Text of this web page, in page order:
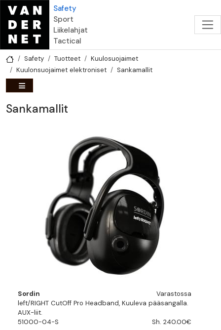
Hyppää pääsisältöön
Safety
Sport
Liikelahjat
Tactical
Safety Tuotteet
Kuulosuojaimet
Kuulonsuojaimet elektroniset
Sankamallit
Sankamallit
Sordin
Varastossa
left/RIGHT CutOff Pro Headband, Kuuleva pääsangalla.
AUX-liit.
51000-04-S
Sh. 240.00€